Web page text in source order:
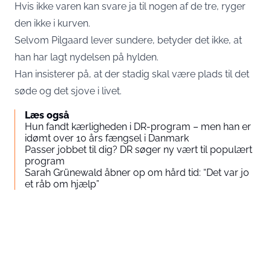
Hvis ikke varen kan svare ja til nogen af de tre, ryger
den ikke i kurven.
Selvom Pilgaard lever sundere, betyder det ikke, at
han har lagt nydelsen på hylden.
Han insisterer på, at der stadig skal være plads til det
søde og det sjove i livet.
Læs også
Hun fandt kærligheden i DR-program – men han er
idømt over 10 års fængsel i Danmark
Passer jobbet til dig? DR søger ny vært til populært
program
Sarah Grünewald åbner op om hård tid: “Det var jo
et råb om hjælp”